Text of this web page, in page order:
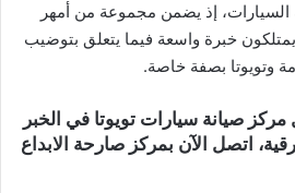
السيارات، إذ يضمن مجموعة من أمهر
يمتلكون خبرة واسعة فيما يتعلق بتوضيب
وتويوتا بصفة خاصة.
صيانة سيارات تويوتا في الخبر
اتصل الآن بمركز صارحة الابداع